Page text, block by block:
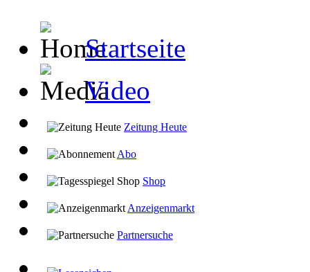
Startseite
Video
Zeitung Heute
Abo
Shop
Anzeigenmarkt
Partnersuche